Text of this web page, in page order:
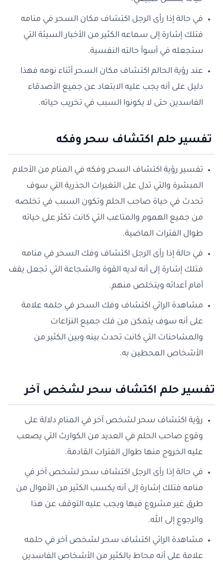
في حالة إذا رأى الرجل اكتشاف مكان السحر في منامه
فتلك إشارة إلى سماعه الكثير من الأخبار السيئة التي
ستجعله في أسوأ حالته النفسية.
عند رؤية الحالم اكتشاف مكان السحر أثناء نومه فهذا
دليل على أنه يجب عليه الابتعاد عن جميع الأصدقاء
الفاسدين حتى لا يكونوا السبب في تخريب حياته.
تفسير حلم اكتشاف سحر وفكه
تفسير رؤية اكتشاف السحر وفكه في المنام من الأحلام
المبشرة والتي تدل على التغيرات الجذرية التي سوف
تحدث في حياة صاحب الحلم وتكون السبب في تخلصه
من جميع الهموم والمتاعب التي كانت تكثر على حياته
طوال الفترات الماضية.
في حالة إذا رأى الرجل اكتشاف وفك السحر في منامه
فتلك إشارة إلى أنه لديه القوة والشجاعة التي تجعل يقف
أمام أعدائه ويتخلص منهم.
مشاهدة الرائي اكتشاف وفك السحر في حلمه علامة
على أنه سوف يتمكن من فك جميع النزاعات
والمشاحنات التي كانت تحدث بينه وبين الكثير من
الأشخاص المحطين به.
تفسير حلم اكتشاف سحر لشخص آخر
رؤية اكتشاف سحر لشخص آخر في المنام دلالة على
وقوع صاحب الحلم في العديد من الكوارث التي يصعب
عليه الخروج منها طوال الفترات القادمة.
في حالة إذا رأى الرجل اكتشاف سحر لشخص آخر في
منامه فتلك إشارة إلى أنه يكسب الكثير من الأموال من
طرق غير مشروع فيها ويجب عليه التوقف عن هذا
والرجوع إلى الله.
مشاهدة الرائي اكتشاف سحر لشخص آخر في حلمه
علامة على أنه محاط بالكثير من الأشخاص الفاسدين